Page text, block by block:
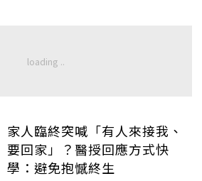
家人臨終突喊「有人來接我、
要回家」？醫授回應方式快
學：避免抱憾終生